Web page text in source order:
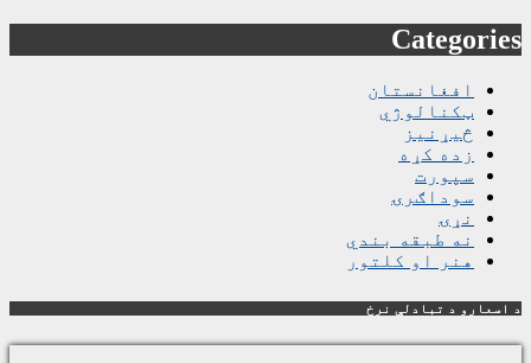
Categories
افغانستان
ټکنالوژي
څیړنیز
زده کړه
سپورت
سوداګرۍ
نړۍ
نه طبقه بندي
هنر او کلتور
د اسعارو د تبادلې نرخ